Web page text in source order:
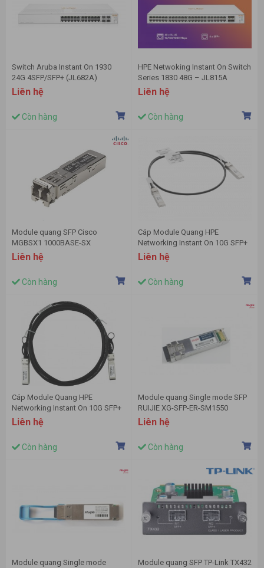
Switch Aruba Instant On 1930
24G 4SFP/SFP+ (JL682A)
Liên hệ
Còn hàng
HPE Netwoking Instant On Switch
Series 1830 48G – JL815A
Liên hệ
Còn hàng
Module quang SFP Cisco
MGBSX1 1000BASE-SX
Liên hệ
Còn hàng
Cáp Module Quang HPE
Networking Instant On 10G SFP+
to SFP+ 1m DAC Cable – R9D19A
Liên hệ
Còn hàng
Cáp Module Quang HPE
Networking Instant On 10G SFP+
to SFP+ 3m DAC Cable – R9D20A
Liên hệ
Còn hàng
Module quang Single mode SFP
RUIJIE XG-SFP-ER-SM1550
Liên hệ
Còn hàng
Module quang Single mode
Module quang SFP TP-Link TX432